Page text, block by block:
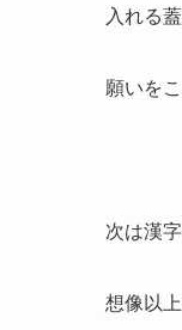
入れる
願いを
次は漢
想像以